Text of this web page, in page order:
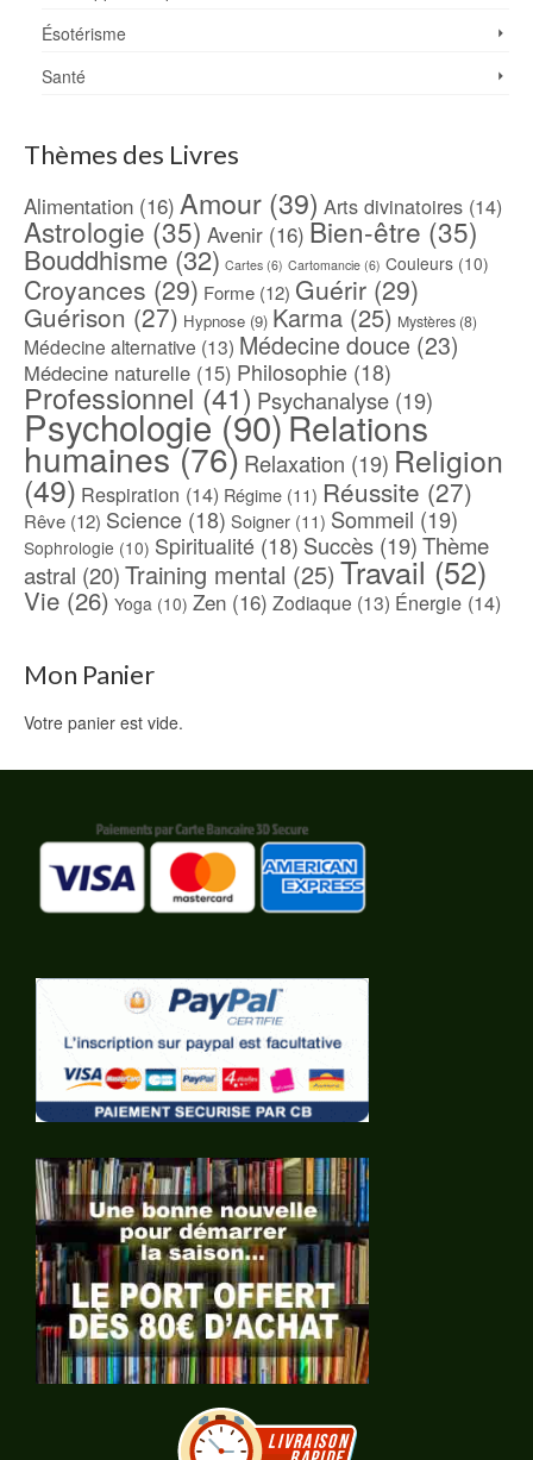
Ésotérisme
Santé
Thèmes des Livres
Alimentation (16) Amour (39) Arts divinatoires (14)
Astrologie (35) Avenir (16) Bien-être (35)
Bouddhisme (32) Cartes (6) Cartomancie (6) Couleurs (10)
Croyances (29) Forme (12) Guérir (29)
Guérison (27) Hypnose (9) Karma (25) Mystères (8)
Médecine alternative (13) Médecine douce (23)
Médecine naturelle (15) Philosophie (18)
Professionnel(41) Psychanalyse (19)
Psychologie(90) Relations
humaines(76)Relaxation (19) Religion
(49) Respiration (14) Régime (11) Réussite (27)
Rêve (12) Science (18) Soigner (11) Sommeil (19)
Sophrologie (10) Spiritualité (18) Succès (19)Thème
astral (20)Training mental (25) Travail (52)
Vie (26) Yoga (10) Zen (16) Zodiaque (13) Énergie (14)
Mon Panier
Votre panier est vide.